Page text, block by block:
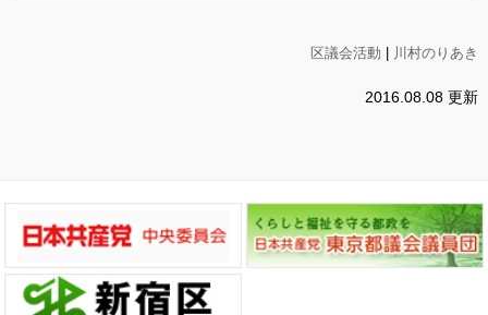
区議会活動 川村のりあき
2016.08.08 更新